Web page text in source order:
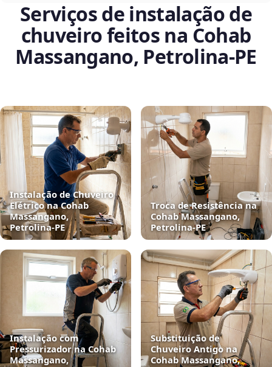
Serviços de instalação de
chuveiro feitos na Cohab
Massangano, Petrolina‑PE
Instalação de Chuveiro
Elétrico na Cohab
Massangano,
Petrolina‑PE
Troca de Resistência na
Cohab Massangano,
Petrolina‑PE
Instalação com
Pressurizador na Cohab
Massangano,
Substituição de
Chuveiro Antigo na
Cohab Massangano,